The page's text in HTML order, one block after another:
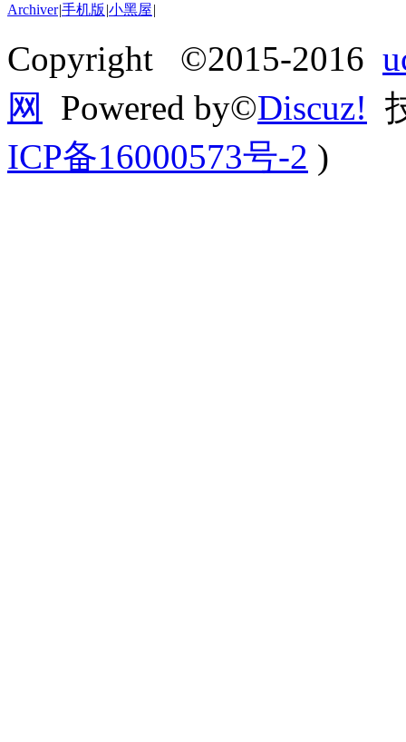
Archiver|手机版 |小黑屋|
Copyright ©2015-2016
网
Powered by©Discuz!
ICP备16000573号-2 )